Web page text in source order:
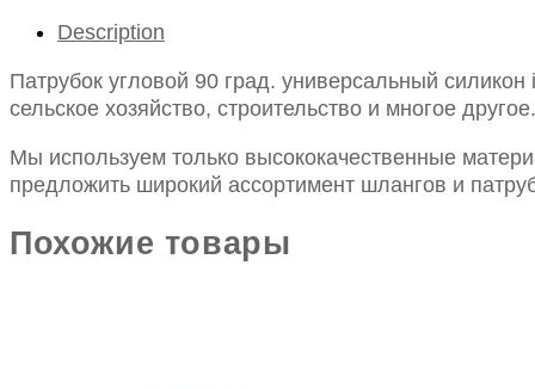
id50х100х100
quantity
Description
Патрубок угловой 90 град. универсальный
сельское хозяйство, строительство и многое
Мы используем только высококачественные
предложить широкий ассортимент шлангов и
Похожие товары